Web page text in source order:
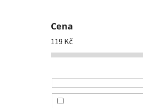
Cena
119 Kč